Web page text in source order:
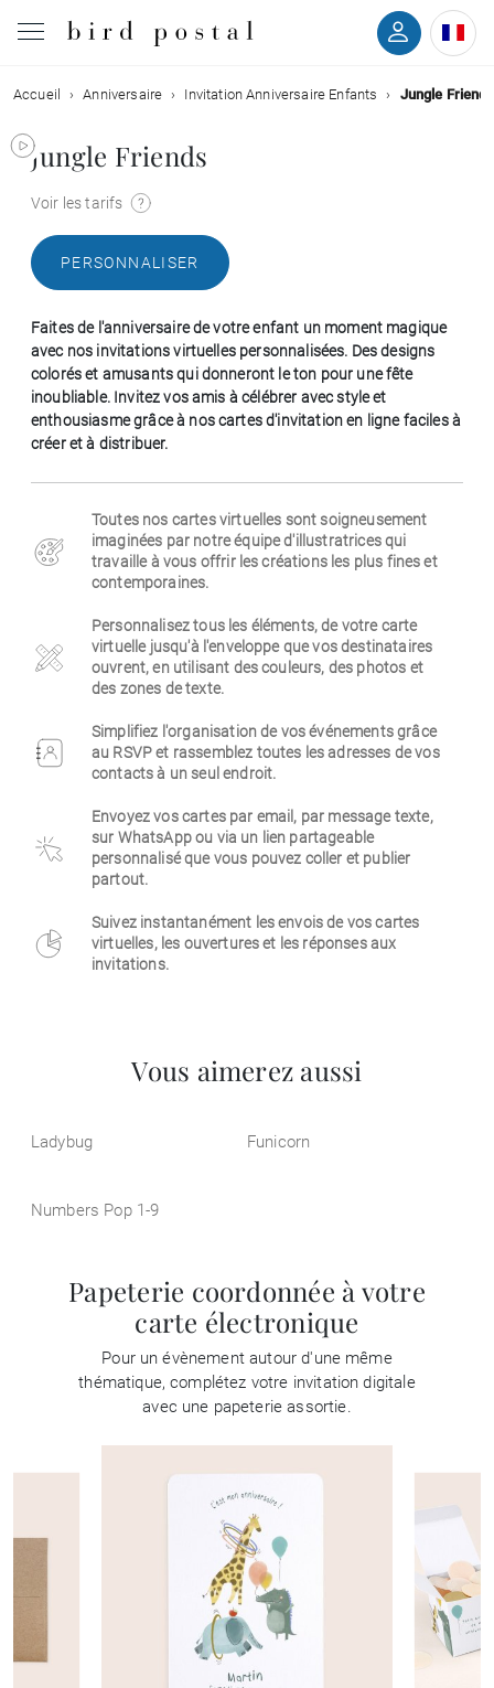
Mariage
Naissance
Communion
Décès
Anniversaire
Entreprise
Accueil Anniversaire Invitation Anniversaire Enfants Jungle Friends
Jungle Friends
Voir les tarifs
PERSONNALISER
Faites de l'anniversaire de votre enfant un moment magique
avec nos invitations virtuelles personnalisées. Des designs
colorés et amusants qui donneront le ton pour une fête
inoubliable. Invitez vos amis à célébrer avec style et
enthousiasme grâce à nos cartes d'invitation en ligne faciles à
créer et à distribuer.
Toutes nos cartes virtuelles sont soigneusement
imaginées par notre équipe d'illustratrices qui
travaille à vous offrir les créations les plus fines et
contemporaines.
Personnalisez tous les éléments, de votre carte
virtuelle jusqu'à l'enveloppe que vos destinataires
ouvrent, en utilisant des couleurs, des photos et
des zones de texte.
Simplifiez l'organisation de vos événements grâce
au RSVP et rassemblez toutes les adresses de vos
contacts à un seul endroit.
Envoyez vos cartes par email, par message texte,
sur WhatsApp ou via un lien partageable
personnalisé que vous pouvez coller et publier
partout.
Suivez instantanément les envois de vos cartes
virtuelles, les ouvertures et les réponses aux
invitations.
Vous aimerez aussi
Ladybug Funicorn
Numbers Pop 1-9
Papeterie coordonnée à votre
carte électronique
Pour un évènement autour d'une même
thématique, complétez votre invitation digitale
avec une papeterie assortie.